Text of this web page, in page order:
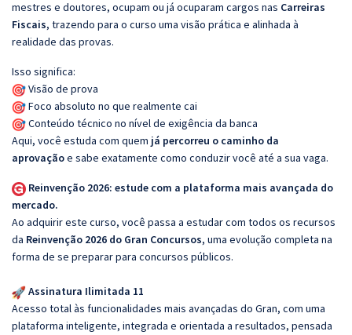
mestres e doutores, ocupam ou já ocuparam cargos nas Carreiras
Fiscais, trazendo para o curso uma visão prática e alinhada à
realidade das provas.
Isso significa:
Visão de prova
Foco absoluto no que realmente cai
Conteúdo técnico no nível de exigência da banca
Aqui, você estuda com quem já percorreu o caminho da
aprovaçãoe sabe exatamente como conduzir você até a sua vaga.
Reinvenção 2026: estude com a plataforma mais avançada do
mercado.
Ao adquirir este curso, você passa a estudar com todos os recursos
da Reinvenção 2026 do Gran Concursos, uma evolução completa na
forma de se preparar para concursos públicos.
Assinatura Ilimitada 11
Acesso total às funcionalidades mais avançadas do Gran, com uma
plataforma inteligente, integrada e orientada a resultados, pensada